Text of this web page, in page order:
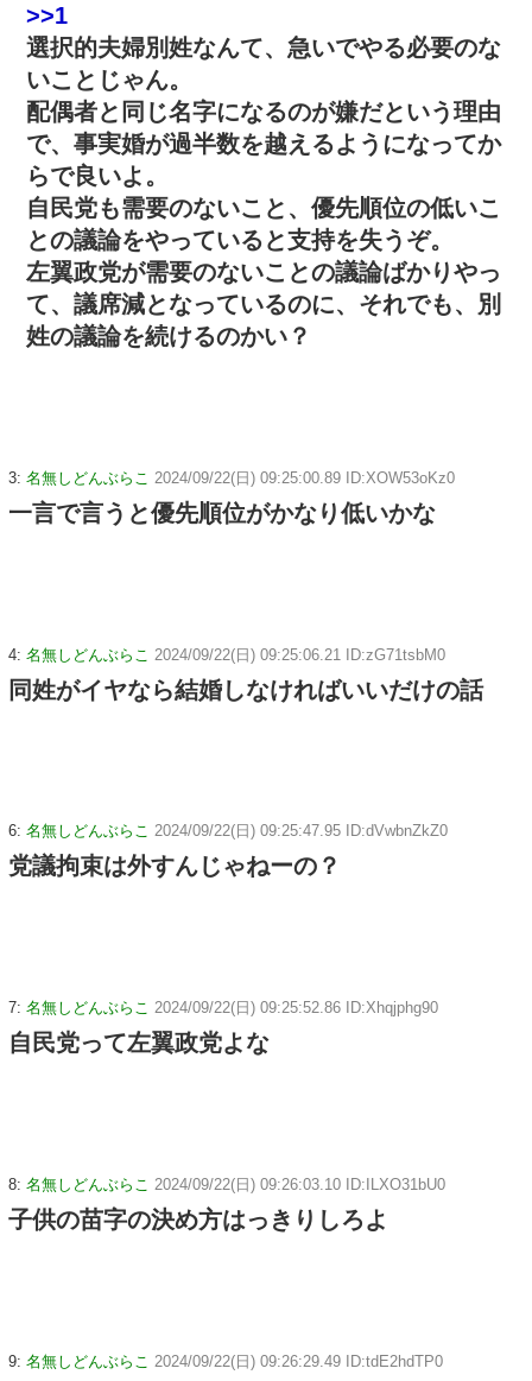
>>1
選択的夫婦別姓なんて、急いでやる必要のな
いことじゃん。
配偶者と同じ名字になるのが嫌だという理由
で、事実婚が過半数を越えるようになってか
らで良いよ。
自民党も需要のないこと、優先順位の低いこ
との議論をやっていると支持を失うぞ。
左翼政党が需要のないことの議論ばかりやっ
て、議席減となっているのに、それでも、別
姓の議論を続けるのかい？
3: 名無しどんぶらこ 2024/09/22(日) 09:25:00.89 ID:XOW53oKz0
一言で言うと優先順位がかなり低いかな
4: 名無しどんぶらこ 2024/09/22(日) 09:25:06.21 ID:zG71tsbM0
同姓がイヤなら結婚しなければいいだけの話
6: 名無しどんぶらこ 2024/09/22(日) 09:25:47.95 ID:dVwbnZkZ0
党議拘束は外すんじゃねーの？
7: 名無しどんぶらこ 2024/09/22(日) 09:25:52.86 ID:Xhqjphg90
自民党って左翼政党よな
8: 名無しどんぶらこ 2024/09/22(日) 09:26:03.10 ID:ILXO31bU0
子供の苗字の決め方はっきりしろよ
9: 名無しどんぶらこ 2024/09/22(日) 09:26:29.49 ID:tdE2hdTP0